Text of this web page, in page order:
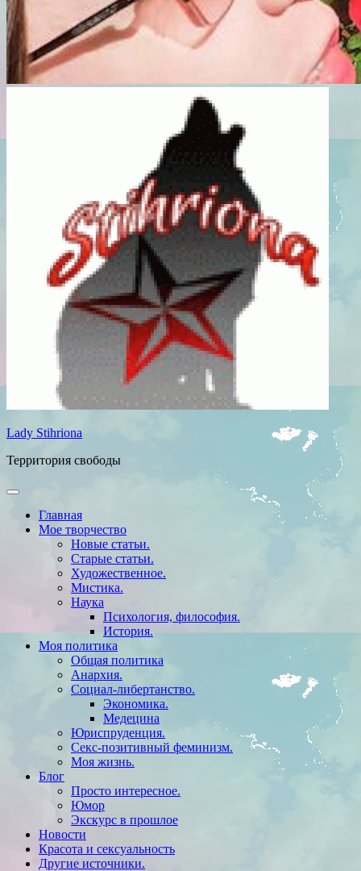
Lady Stihriona
Территория свободы
Главная
Мое творчество
Новые статьи.
Старые статьи.
Художественное.
Мистика.
Наука
Психология, философия.
История.
Моя политика
Общая политика
Анархия.
Социал-либертанство.
Экономика.
Медецина
Юриспруденция.
Секс-позитивный феминизм.
Моя жизнь.
Блог
Просто интересное.
Юмор
Экскурс в прошлое
Новости
Красота и сексуальность
Другие источники.